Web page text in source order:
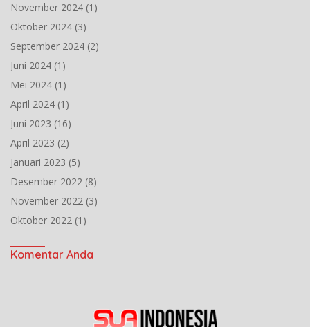
November 2024 (1)
Oktober 2024 (3)
September 2024 (2)
Juni 2024 (1)
Mei 2024 (1)
April 2024 (1)
Juni 2023 (16)
April 2023 (2)
Januari 2023 (5)
Desember 2022 (8)
November 2022 (3)
Oktober 2022 (1)
Komentar Anda